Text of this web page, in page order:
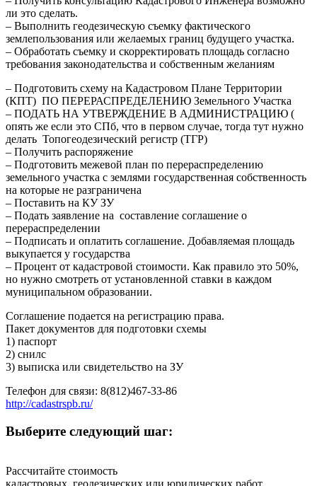
ли это сделать.
– Выполнить геодезическую съемку фактического
землепользования или желаемых границ будущего участка.
– Обработать съемку и скорректировать площадь согласно
требования законодательства и собственным желаниям
– Подготовить схему на Кадастровом Плане Территории
(КПТ) ПО ПЕРЕРАСПРЕДЕЛЕНИЮ Земельного Участка
– ПОДАТЬ НА УТВЕРЖДЕНИЕ В АДМИНИСТРАЦИЮ (
опять же если это СПб, что в первом случае, тогда тут нужно
делать Топогеодезический регистр (ТГР)
– Получить распоряжение
– Подготовить межевой план по перераспределению
земельного участка с землями государственная собственность
на которые не разграничена
– Поставить на КУ ЗУ
– Подать заявление на составление соглашение о
перераспределении
– Подписать и оплатить соглашение. Добавляемая площадь
выкупается у государства
– Процент от кадастровой стоимости. Как правило это 50%,
но нужно смотреть от установленной ставки в каждом
муниципальном образовании.
Соглашение подается на регистрацию права.
Пакет документов для подготовки схемы
1) паспорт
2) снилс
3) выписка или свидетельство на ЗУ
Телефон для связи: 8(812)467-33-86
http://cadastrspb.ru/
Выберите следующий шаг:
Рассчитайте стоимость